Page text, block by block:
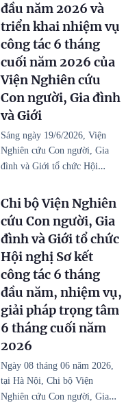
đầu năm 2026 và
triển khai nhiệm vụ
công tác 6 tháng
cuối năm 2026 của
Viện Nghiên cứu
Con người, Gia đình
và Giới
Sáng ngày 19/6/2026, Viện
Nghiên cứu Con người, Gia
đình và Giới tổ chức Hội…
Chi bộ Viện Nghiên
cứu Con người, Gia
đình và Giới tổ chức
Hội nghị Sơ kết
công tác 6 tháng
đầu năm, nhiệm vụ,
giải pháp trọng tâm
6 tháng cuối năm
2026
Ngày 08 tháng 06 năm 2026,
tại Hà Nội, Chi bộ Viện
Nghiên cứu Con người, Gia…